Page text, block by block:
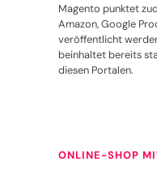
Magento punktet
Amazon, Google
veröffentlicht
beinhaltet bereits
diesen Portalen.
ONLINE-SHOP